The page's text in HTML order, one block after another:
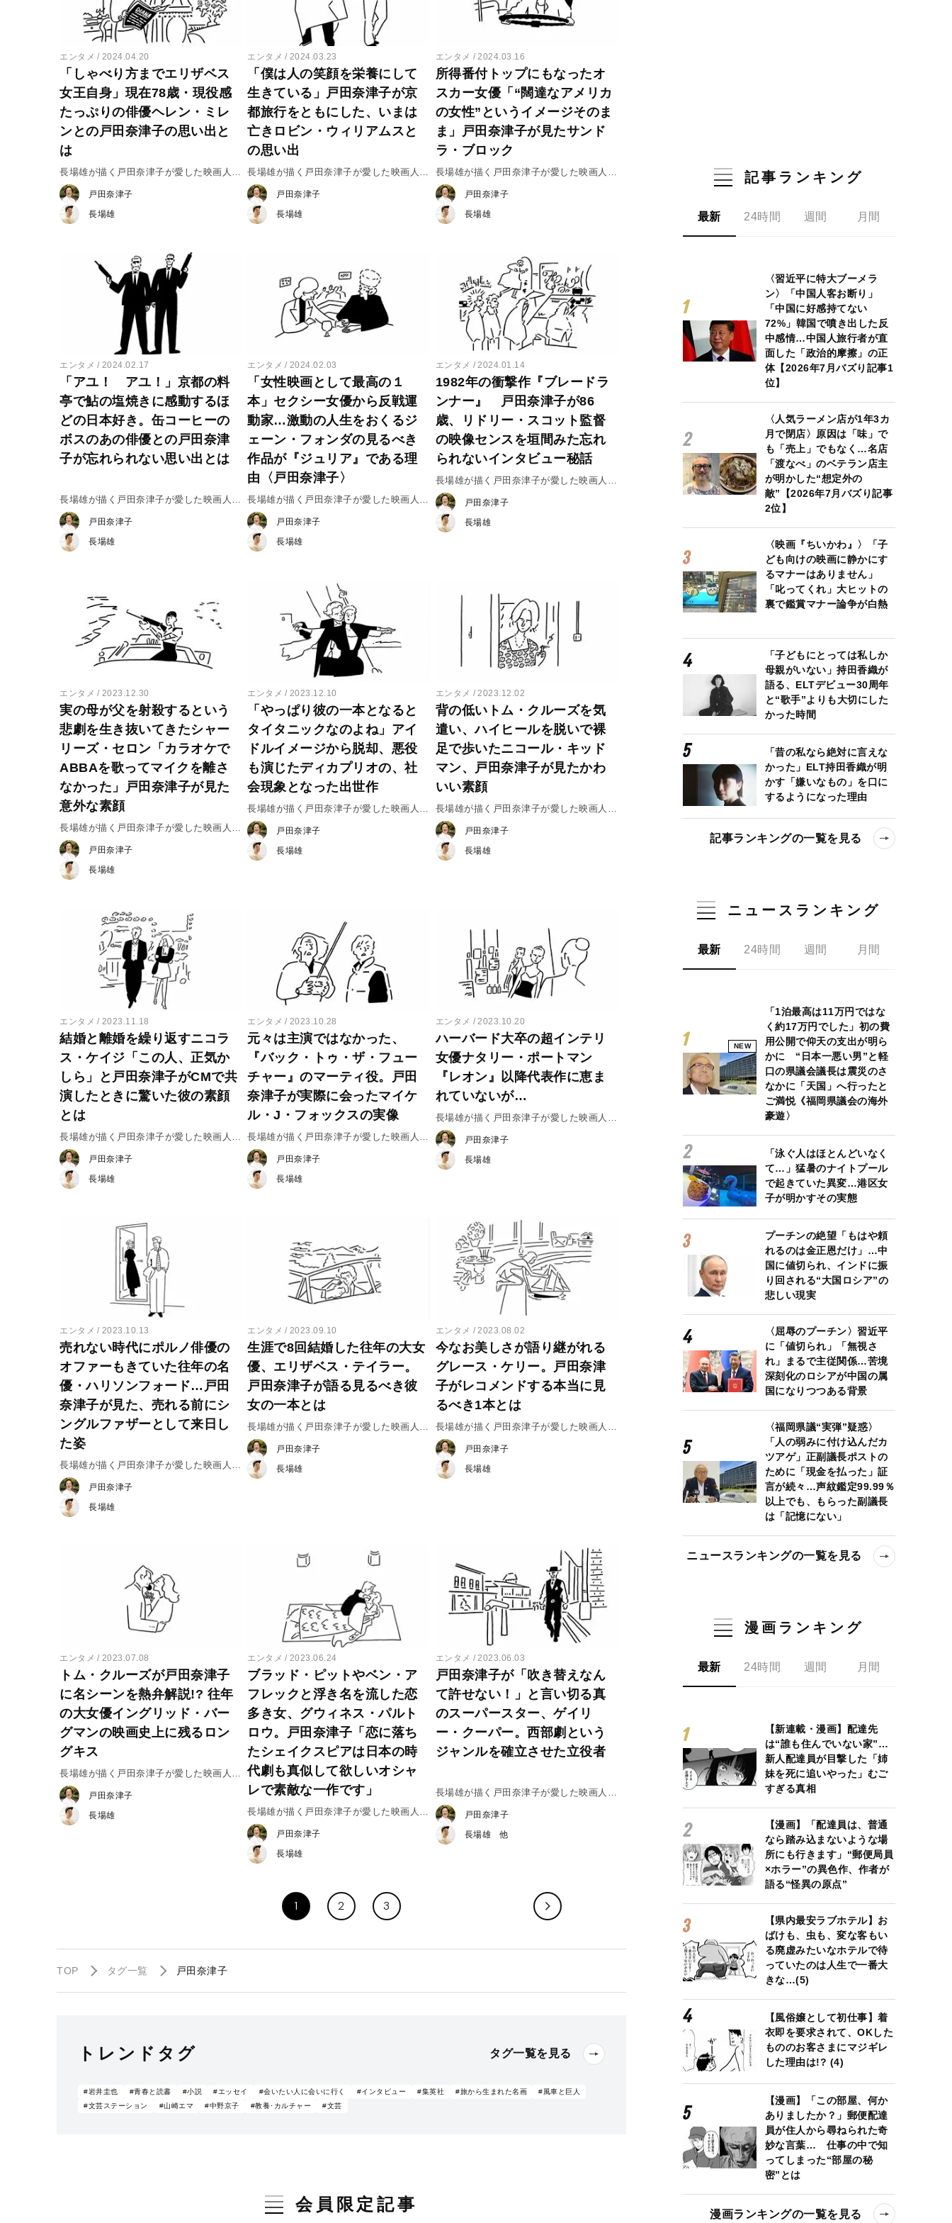
エンタメ 2024.04.20
「しゃべり方までエリザベス
女王自身」現在78歳・現役感
たっぷりの俳優ヘレン・ミレ
ンとの戸田奈津子の思い出と
は
長場雄が描く戸田奈津子が愛した映画人
vol.36 ヘレン・ミレン
戸田奈津子
長場雄
エンタメ 2024.03.23
「僕は人の笑顔を栄養にして
生きている」戸田奈津子が京
都旅行をともにした、いまは
亡きロビン・ウィリアムスと
の思い出
長場雄が描く戸田奈津子が愛した映画人
vol.35 ロビン・ウィリアムズ
戸田奈津子
長場雄
エンタメ 2024.03.16
所得番付トップにもなったオ
スカー女優「“闊達なアメリカ
の女性”というイメージそのま
ま」戸田奈津子が見たサンド
ラ・ブロック
長場雄が描く戸田奈津子が愛した映画人
vol.34 サンドラ・ブロック
戸田奈津子
長場雄
エンタメ 2024.02.17
「アユ！ アユ！」京都の料
亭で鮎の塩焼きに感動するほ
どの日本好き。缶コーヒーの
ボスのあの俳優との戸田奈津
子が忘れられない思い出とは
長場雄が描く戸田奈津子が愛した映画人
vol.33 トミー・リー・ジョーンズ
戸田奈津子
長場雄
エンタメ 2024.02.03
「女性映画として最高の１
本」セクシー女優から反戦運
動家…激動の人生をおくるジ
ェーン・フォンダの見るべき
作品が『ジュリア』である理
由〈戸田奈津子〉
長場雄が描く戸田奈津子が愛した映画人
vol.32 ジェーン・フォンダ
戸田奈津子
長場雄
エンタメ 2024.01.14
1982年の衝撃作『ブレードラ
ンナー』 戸田奈津子が86
歳、リドリー・スコット監督
の映像センスを垣間みた忘れ
られないインタビュー秘話
長場雄が描く戸田奈津子が愛した映画人
vol.31 リドリー・スコット監督
戸田奈津子
長場雄
エンタメ 2023.12.30
実の母が父を射殺するという
悲劇を生き抜いてきたシャー
リーズ・セロン「カラオケで
ABBAを歌ってマイクを離さ
なかった」戸田奈津子が見た
意外な素顔
長場雄が描く戸田奈津子が愛した映画人
vol.30 シャーリーズ・セロン
戸田奈津子
長場雄
エンタメ 2023.12.10
「やっぱり彼の一本となると
タイタニックなのよね」アイ
ドルイメージから脱却、悪役
も演じたディカプリオの、社
会現象となった出世作
長場雄が描く戸田奈津子が愛した映画人
vol.29 レオナルド・ディカプリオ
戸田奈津子
長場雄
エンタメ 2023.12.02
背の低いトム・クルーズを気
遣い、ハイヒールを脱いで裸
足で歩いたニコール・キッド
マン、戸田奈津子が見たかわ
いい素顔
長場雄が描く戸田奈津子が愛した映画人
vol.28 ニコール・キッドマン
戸田奈津子
長場雄
エンタメ 2023.11.18
結婚と離婚を繰り返すニコラ
ス・ケイジ「この人、正気か
しら」と戸田奈津子がCMで共
演したときに驚いた彼の素顔
とは
長場雄が描く戸田奈津子が愛した映画人
vol.27 ニコラス・ケイジ
戸田奈津子
長場雄
エンタメ 2023.10.28
元々は主演ではなかった、
『バック・トゥ・ザ・フュー
チャー』のマーティ役。戸田
奈津子が実際に会ったマイケ
ル・J・フォックスの実像
長場雄が描く戸田奈津子が愛した映画人
vol.26 マイケル・J・フォックス
戸田奈津子
長場雄
エンタメ 2023.10.20
ハーバード大卒の超インテリ
女優ナタリー・ポートマン
『レオン』以降代表作に恵ま
れていないが…
長場雄が描く戸田奈津子が愛した映画人
vol.25 ナタリー・ポートマン
戸田奈津子
長場雄
エンタメ 2023.10.13
売れない時代にポルノ俳優の
オファーもきていた往年の名
優・ハリソンフォード…戸田
奈津子が見た、売れる前にシ
ングルファザーとして来日し
た姿
長場雄が描く戸田奈津子が愛した映画人
vol.24 ハリソン・フォード
戸田奈津子
長場雄
エンタメ 2023.09.10
生涯で8回結婚した往年の大女
優、エリザベス・テイラー。
戸田奈津子が語る見るべき彼
女の一本とは
長場雄が描く戸田奈津子が愛した映画人
vol.23 エリザベス・テイラー
戸田奈津子
長場雄
エンタメ 2023.08.02
今なお美しさが語り継がれる
グレース・ケリー。戸田奈津
子がレコメンドする本当に見
るべき1本とは
長場雄が描く戸田奈津子が愛した映画人
vol.22 グレース・ケリー
戸田奈津子
長場雄
エンタメ 2023.07.08
トム・クルーズが戸田奈津子
に名シーンを熱弁解説!? 往年
の大女優イングリッド・バー
グマンの映画史上に残るロン
グキス
長場雄が描く戸田奈津子が愛した映画人
vol.21 イングリッド・バーグマン
戸田奈津子
長場雄
エンタメ 2023.06.24
ブラッド・ピットやベン・ア
フレックと浮き名を流した恋
多き女、グウィネス・パルト
ロウ。戸田奈津子「恋に落ち
たシェイクスピアは日本の時
代劇も真似して欲しいオシャ
レで素敵な一作です」
長場雄が描く戸田奈津子が愛した映画人
vol.20 グウィネス・パルトロウ
戸田奈津子
長場雄
エンタメ 2023.06.03
戸田奈津子が「吹き替えなん
て許せない！」と言い切る真
のスーパースター、ゲイリ
ー・クーパー。西部劇という
ジャンルを確立させた立役者
長場雄が描く戸田奈津子が愛した映画人
vol.19 ゲイリー・クーパー
戸田奈津子
長場雄
1 2 3
TOP タグ一覧 戸田奈津子
トレンドタグ タグ一覧を見る
#岩井圭也 #青春と読書 #小説 #エッセイ #会いたい人に会いに行く #インタビュー #集英社 #旅から生まれた名画
#風車と巨人
#文芸ステーション
#山崎エマ #中野京子 #教養･カルチャー #文芸
会員限定記事
記事ランキング
最新 24時間 週間 月間
〈習近平に特大ブーメラ
ン〉「中国人客お断り」
「中国に好感持てない
72%」韓国で噴き出した反
中感情…中国人旅行者が直
面した「政治的摩擦」の正
体【2026年7月バズり記事1
位】
〈人気ラーメン店が1年3カ
月で閉店〉原因は「味」で
も「売上」でもなく…名店
「渡なべ」のベテラン店主
が明かした“想定外の
敵”【2026年7月バズり記事
2位】
〈映画『ちいかわ』〉「子
ども向けの映画に静かにす
るマナーはありません」
「叱ってくれ」大ヒットの
裏で鑑賞マナー論争が白熱
「子どもにとっては私しか
母親がいない」持田香織が
語る、ELTデビュー30周年
と“歌手”よりも大切にした
かった時間
「昔の私なら絶対に言えな
かった」ELT持田香織が明
かす「嫌いなもの」を口に
するようになった理由
記事ランキングの一覧を見る
ニュースランキング
最新 24時間 週間 月間
NEW
「1泊最高は11万円ではな
く約17万円でした」初の費
用公開で仰天の支出が明ら
かに “日本一悪い男”と軽
口の県議会議長は震災のさ
なかに「天国」へ行ったと
ご満悦《福岡県議会の海外
豪遊〉
「泳ぐ人はほとんどいなく
て…」猛暑のナイトプール
で起きていた異変…港区女
子が明かすその実態
プーチンの絶望「もはや頼
れるのは金正恩だけ」…中
国に値切られ、インドに振
り回される“大国ロシア”の
悲しい現実
〈屈辱のプーチン〉習近平
に「値切られ」「無視さ
れ」まるで主従関係…苦境
深刻化のロシアが中国の属
国になりつつある背景
〈福岡県議“実弾”疑惑〉
「人の弱みに付け込んだカ
ツアゲ」正副議長ポストの
ために「現金を払った」証
言が続々…声紋鑑定99.99％
以上でも、もらった副議長
は「記憶にない」
ニュースランキングの一覧を見る
漫画ランキング
最新 24時間 週間 月間
【新連載・漫画】配達先
は“誰も住んでいない家”…
新人配達員が目撃した「姉
妹を死に追いやった」むご
すぎる真相
【漫画】「配達員は、普通
なら踏み込まないような場
所にも行きます」“郵便局員
×ホラー”の異色作、作者が
語る“怪異の原点”
【県内最安ラブホテル】お
ばけも、虫も、変な客もい
る廃虚みたいなホテルで待
っていたのは人生で一番大
きな…(5)
【風俗嬢として初仕事】着
衣即を要求されて、OKした
もののお客さまにマジギレ
した理由は!? (4)
【漫画】「この部屋、何か
ありましたか？」郵便配達
員が住人から尋ねられた奇
妙な言葉… 仕事の中で知
ってしまった“部屋の秘
密”とは
漫画ランキングの一覧を見る